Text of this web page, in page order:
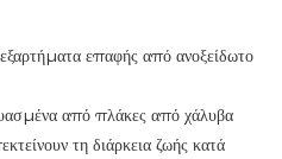
επαφής από ανοξείδωτο
από πλάκες από χάλυβα
τη διάρκεια ζωής κατά